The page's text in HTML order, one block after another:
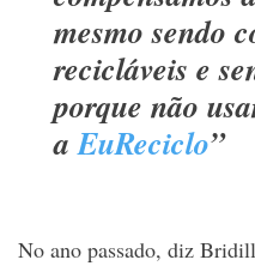
mesmo sendo
recicláveis e
porque não
aEuReciclo”
No ano passado, diz